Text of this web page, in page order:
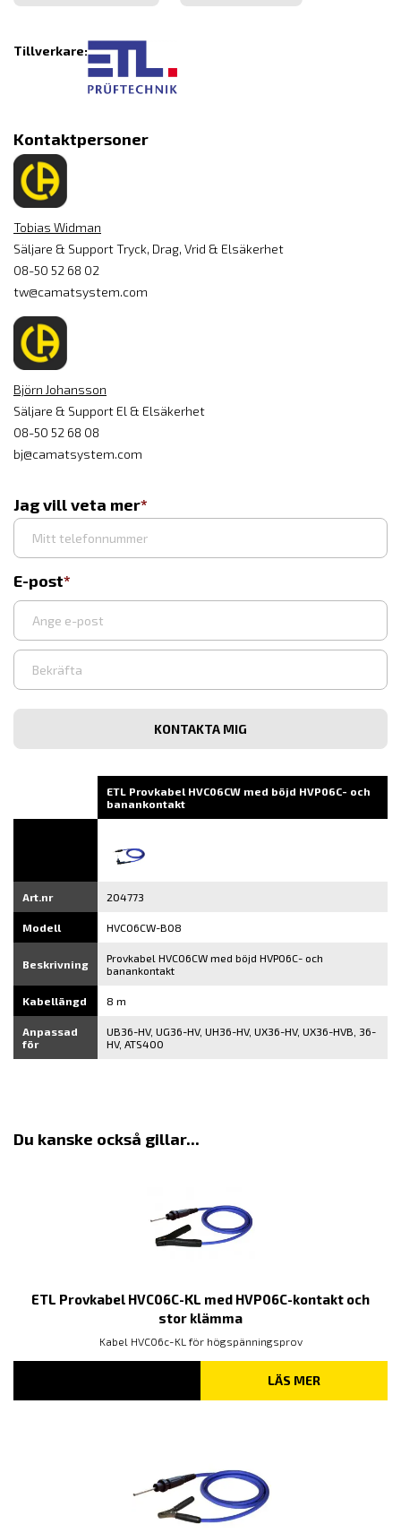
Tillverkare:
Kontaktpersoner
Tobias Widman
Säljare & Support Tryck, Drag, Vrid & Elsäkerhet
08-50 52 68 02
tw@camatsystem.com
Björn Johansson
Säljare & Support El & Elsäkerhet
08-50 52 68 08
bj@camatsystem.com
Jag vill veta mer
E-post
Ange
e-
Bekräfta
post
ETL Provkabel HVC06CW med böjd HVP06C- och
banankontakt
Art.nr 204773
Modell HVC06CW-B08
Beskrivning
Provkabel HVC06CW med böjd HVP06C- och
banankontakt
Kabellängd 8 m
Anpassad
för
UB36-HV, UG36-HV, UH36-HV, UX36-HV, UX36-HVB, 36-
HV, ATS400
Du kanske också gillar...
ETL Provkabel HVC06C-KL med HVP06C-kontakt och
stor klämma
Kabel HVC06c-KL för högspänningsprov
LÄS MER